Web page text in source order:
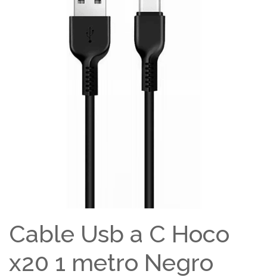
Cable Usb a C Hoco
x20 1 metro Negro